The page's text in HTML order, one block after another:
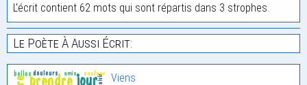
L'écrit contient 62 mots qui sont répartis dans 3 strophes.
Le Poète À Aussi Écrit:
Viens